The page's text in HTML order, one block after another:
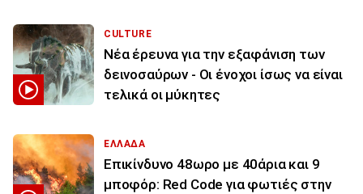
CULTURE
Νέα έρευνα για την εξαφάνιση των
δεινοσαύρων - Οι ένοχοι ίσως να είναι
τελικά οι μύκητες
ΕΛΛΑΔΑ
Επικίνδυνο 48ωρο με 40άρια και 9
μποφόρ: Red Code για φωτιές στην